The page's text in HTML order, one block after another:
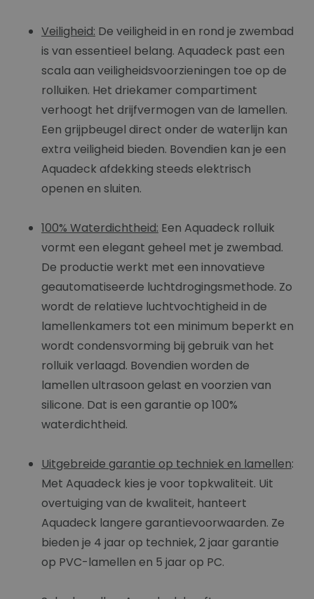
Veiligheid: De veiligheid in en rond je zwembad
is van essentieel belang. Aquadeck past een
scala aan veiligheidsvoorzieningen toe op de
rolluiken. Het driekamer compartiment
verhoogt het drijfvermogen van de lamellen.
Een grijpbeugel direct onder de waterlijn kan
extra veiligheid bieden. Bovendien kan je een
Aquadeck afdekking steeds elektrisch
openen en sluiten.
100% Waterdichtheid: Een Aquadeck rolluik
vormt een elegant geheel met je zwembad.
De productie werkt met een innovatieve
geautomatiseerde luchtdrogingsmethode. Zo
wordt de relatieve luchtvochtigheid in de
lamellenkamers tot een minimum beperkt en
wordt condensvorming bij gebruik van het
rolluik verlaagd. Bovendien worden de
lamellen ultrasoon gelast en voorzien van
silicone. Dat is een garantie op 100%
waterdichtheid.
Uitgebreide garantie op techniek en lamellen:
Met Aquadeck kies je voor topkwaliteit. Uit
overtuiging van de kwaliteit, hanteert
Aquadeck langere garantievoorwaarden. Ze
bieden je 4 jaar op techniek, 2 jaar garantie
op PVC-lamellen en 5 jaar op PC.